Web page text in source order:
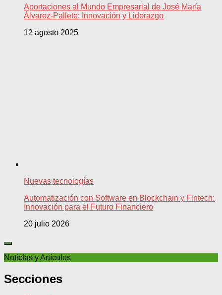
Aportaciones al Mundo Empresarial de José María
Álvarez-Pallete: Innovación y Liderazgo
12 agosto 2025
Nuevas tecnologías
Automatización con Software en Blockchain y Fintech:
Innovación para el Futuro Financiero
20 julio 2026
Noticias y Artículos
Secciones